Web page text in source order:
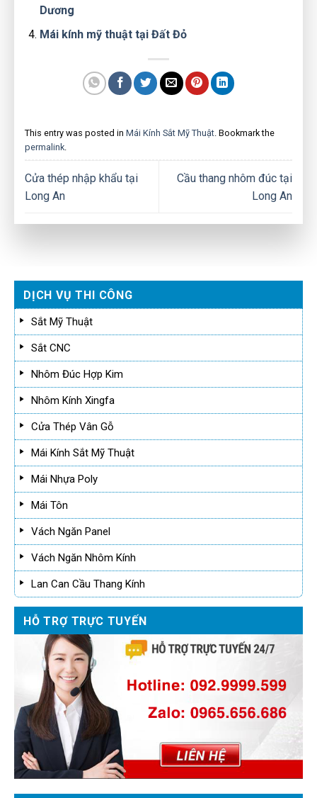
Dương
Mái kính mỹ thuật tại Đất Đỏ
This entry was posted in Mái Kính Sắt Mỹ Thuật . Bookmark the
permalink
Cửa thép nhập khẩu tại
Long An
Cầu thang nhôm đúc tại
Long An
DỊCH VỤ THI CÔNG
Sắt Mỹ Thuật
Sắt CNC
Nhôm Đúc Hợp Kim
Nhôm Kính Xingfa
Cửa Thép Vân Gỗ
Mái Kính Sắt Mỹ Thuật
Mái Nhựa Poly
Mái Tôn
Vách Ngăn Panel
Vách Ngăn Nhôm Kính
Lan Can Cầu Thang Kính
HỖ TRỢ TRỰC TUYẾN